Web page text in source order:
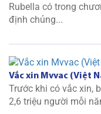
Rubella có trong
định chủng...
Vắc xin Mvvac (Việt
Trước khi có vắc xin,
2,6 triệu người mỗi